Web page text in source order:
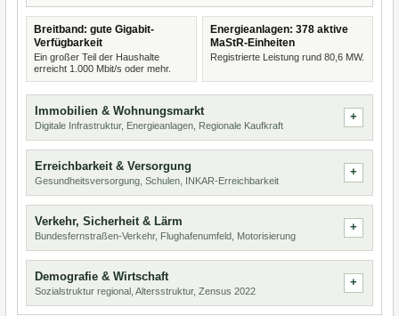
Breitband: gute Gigabit-
Verfügbarkeit
Ein großer Teil der Haushalte
erreicht 1.000 Mbit/s oder mehr.
Energieanlagen: 378 aktive
MaStR-Einheiten
Registrierte Leistung rund 80,6 MW.
Immobilien & Wohnungsmarkt
Digitale Infrastruktur, Energieanlagen, Regionale Kaufkraft
Erreichbarkeit & Versorgung
Gesundheitsversorgung, Schulen, INKAR-Erreichbarkeit
Verkehr, Sicherheit & Lärm
Bundesfernstraßen-Verkehr, Flughafenumfeld, Motorisierung
Demografie & Wirtschaft
Sozialstruktur regional, Altersstruktur, Zensus 2022